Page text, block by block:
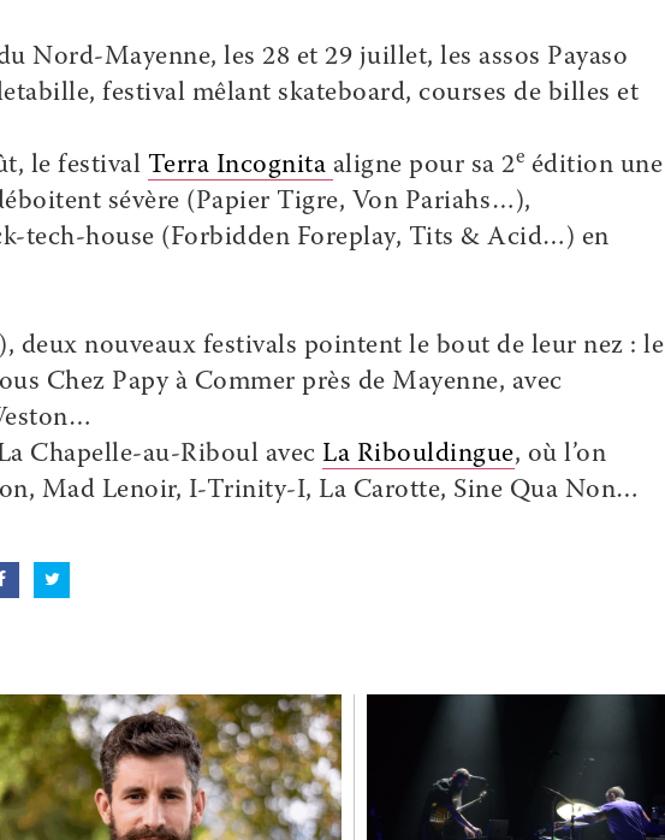
Nord-Mayenne, les 28 et 29 juillet, les assos Payaso
, festival mêlant skateboard, courses de billes et
le festival Terra Incognita aligne pour sa 2e édition une
sévère (Papier Tigre, Von Pariahs…),
tech-house (Forbidden Foreplay, Tits & Acid…) en
deux nouveaux festivals pointent le bout de leur nez : le
Chez Papy à Commer près de Mayenne, avec
Chapelle-au-Riboul avec La Ribouldingue, où l’on
Mad Lenoir, I-Trinity-I, La Carotte, Sine Qua Non…